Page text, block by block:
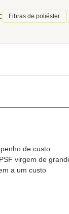
Fibras de poliéster
de custo
virgem de
a um custo